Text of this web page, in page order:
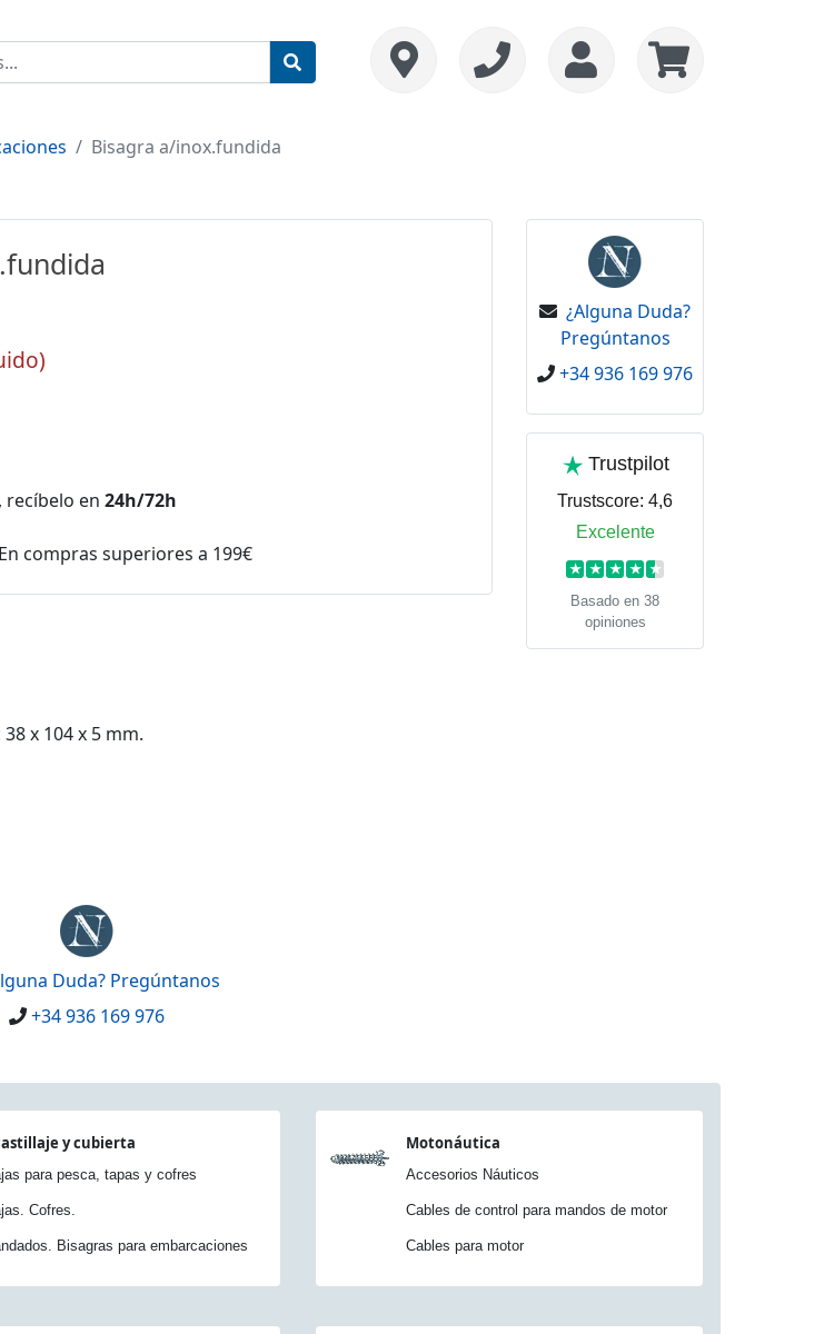
Bisagra a/inox.fundida
, recíbelo en 24h/72h
compras superiores a 199€
¿Alguna Duda?
Pregúntanos
+34 936 169 976
Trustpilot
Trustscore: 4,6
Excelente
★ ★ ★ ★ ★
Basado en 38
opiniones
x 104 x 5 mm.
Duda? Pregúntanos
+34 936 169 976
y cubierta
para pesca, tapas y cofres
Cofres.
Bisagras para embarcaciones
Motonáutica
Accesorios Náuticos
Cables de control para mandos de motor
Cables para motor